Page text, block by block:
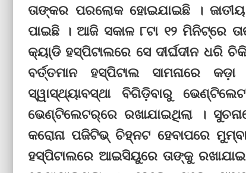
ତାଙ୍କର ପରଲୋକ ହୋଇଯାଇଛି ।
ପାଇଛି । ଆଜି ସକାଳ ୮ଟା ୧୨ ମିନିଟ୍‌ରେ
କ୍ୟା୍ଡି ହସ୍ପିଟାଲରେ ସେ ଦୀର୍ଘଦୀନ
ବର୍ତ୍ତମାନ ହସ୍ପିଟାଲ ସାମନାରେ
ସ୍ୱାସ୍ଥ୍ୟାବସ୍ଥା ବିଗିଡ଼ିବାରୁ
ଭେଣ୍ଟିଲେଟର୍‌ରେ ରଖାଯାଇଥିଲା ।
କରୋନା ପଜିଟିଭ୍ ଚିହ୍ନଟ ହେବାପରେ
ହସ୍ପିଟାଲରେ ଆଇସିୟୁରେ ତାଙ୍କୁ